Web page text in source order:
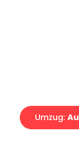
Umzug: